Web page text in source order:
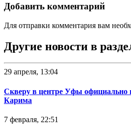
Добавить комментарий
Для отправки комментария вам
Другие новости в
29 апреля, 13:04
Скверу в центре Уфы официально
Карима
7 февраля, 22:51